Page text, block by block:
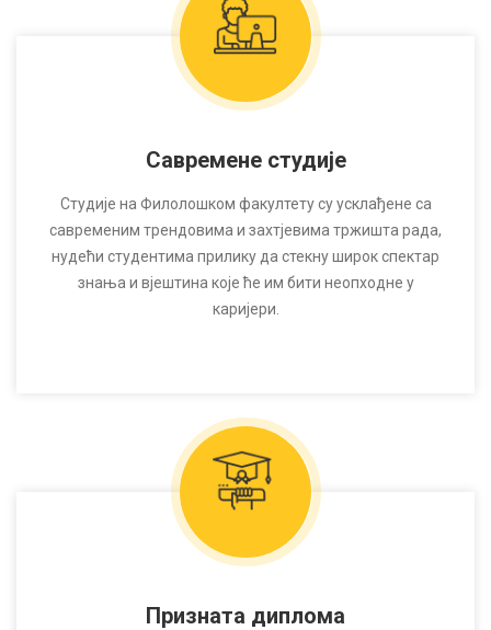
Савремене студије
Студије на Филолошком факултету су усклађене са
савременим трендовима и захтјевима тржишта рада,
нудећи студентима прилику да стекну широк спектар
знања и вјештина које ће им бити неопходне у
каријери.
Призната диплома